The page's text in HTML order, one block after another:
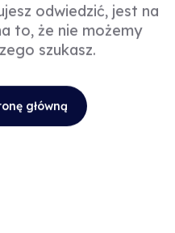
odwiedzić, jest na
to, że nie możemy
szukasz.
główną